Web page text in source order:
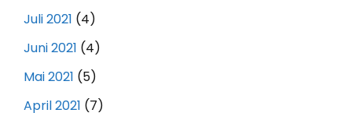
Juli 2021 (4)
Juni 2021 (4)
Mai 2021 (5)
April 2021 (7)